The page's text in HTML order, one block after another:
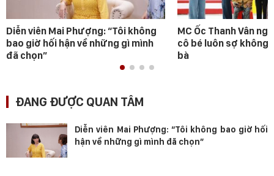
Diễn viên Mai Phượng: “Tôi không
bao giờ hối hận về những gì mình
đã chọn”
MC Ốc Thanh Vân
cô bé luôn sợ không
bà
ĐANG ĐƯỢC QUAN TÂM
Diễn viên Mai Phượng: “Tôi không bao giờ hối
hận về những gì mình đã chọn”